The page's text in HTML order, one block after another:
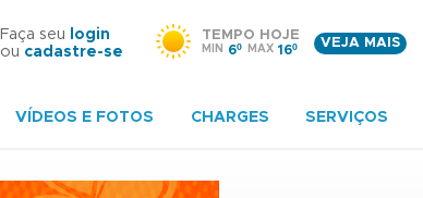
Faça seu
login
ou cadastre-se
TEMPO HOJE
MIN 6º MAX 16º
VEJA MAIS
VÍDEOS E FOTOS CHARGES SERVIÇOS